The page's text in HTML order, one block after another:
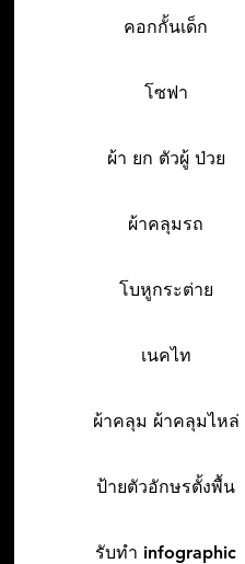
คอกกั้นเด็ก
โซฟา
ผ้า ยก ตัวผู้ ป่วย
ผ้าคลุมรถ
โบหูกระต่าย
เนคไท
ผ้าคลุม ผ้าคลุมไหล่
ป้ายตัวอักษรตั้งพื้น
รับทำ infographic